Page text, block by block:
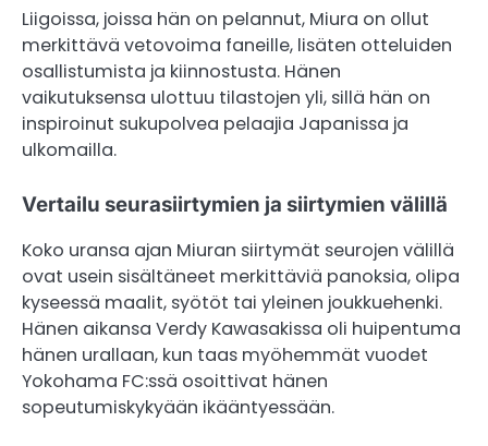
Liigoissa, joissa hän on pelannut, Miura on ollut
merkittävä vetovoima faneille, lisäten otteluiden
osallistumista ja kiinnostusta. Hänen
vaikutuksensa ulottuu tilastojen yli, sillä hän on
inspiroinut sukupolvea pelaajia Japanissa ja
ulkomailla.
Vertailu seurasiirtymien ja siirtymien välillä
Koko uransa ajan Miuran siirtymät seurojen välillä
ovat usein sisältäneet merkittäviä panoksia, olipa
kyseessä maalit, syötöt tai yleinen joukkuehenki.
Hänen aikansa Verdy Kawasakissa oli huipentuma
hänen urallaan, kun taas myöhemmät vuodet
Yokohama FC:ssä osoittivat hänen
sopeutumiskykyään ikääntyessään.